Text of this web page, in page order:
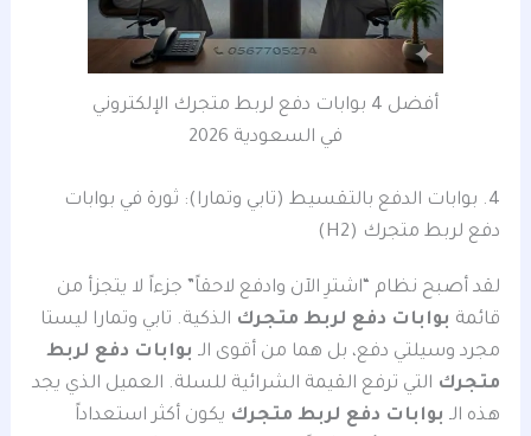
أفضل 4 بوابات دفع لربط متجرك الإلكتروني
في السعودية 2026
4. بوابات الدفع بالتقسيط (تابي وتمارا): ثورة في بوابات
دفع لربط متجرك (H2)
لقد أصبح نظام “اشترِ الآن وادفع لاحقاً” جزءاً لا يتجزأ من
قائمة بوابات دفع لربط متجرك الذكية. تابي وتمارا ليستا
مجرد وسيلتي دفع، بل هما من أقوى الـ بوابات دفع لربط
متجرك التي ترفع القيمة الشرائية للسلة. العميل الذي يجد
هذه الـ بوابات دفع لربط متجرك يكون أكثر استعداداً